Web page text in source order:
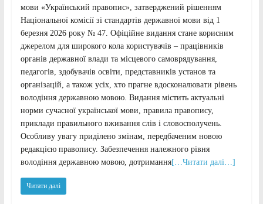
мови «Український правопис», затверджений рішенням
Національної комісії зі стандартів державної мови від 1
березня 2026 року № 47. Офіційне видання стане корисним
джерелом для широкого кола користувачів – працівників
органів державної влади та місцевого самоврядування,
педагогів, здобувачів освіти, представників установ та
організацій, а також усіх, хто прагне вдосконалювати рівень
володіння державною мовою. Видання містить актуальні
норми сучасної української мови, правила правопису,
приклади правильного вживання слів і словосполучень.
Особливу увагу приділено змінам, передбаченим новою
редакцією правопису. Забезпечення належного рівня
володіння державною мовою, дотримання[…Читати далі…]
Читати далі